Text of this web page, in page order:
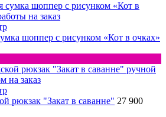
шоппер с рисунком «Кот в очках»
рюкзак "Закат в саванне" 27 900